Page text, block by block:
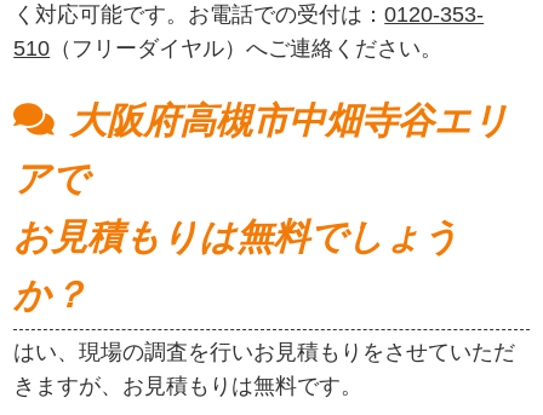
く対応可能です。お電話での受付は：0120-353-
510 （フリーダイヤル）へご連絡ください。
大阪府高槻市中畑寺谷エリ
アで
お見積もりは無料でしょう
か？
はい、現場の調査を行いお見積もりをさせていただ
きますが、お見積もりは無料です。